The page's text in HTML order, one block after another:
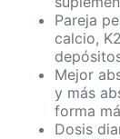
Pareja
calcio,
Mejor
y más
forma
Dosis